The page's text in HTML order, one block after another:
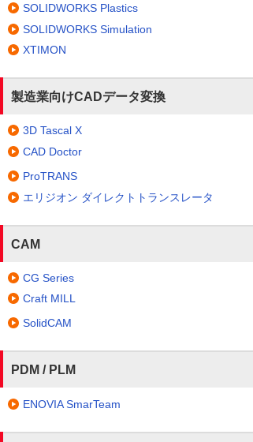
SOLIDWORKS Plastics
SOLIDWORKS Simulation
XTIMON
製造業向けCADデータ変換
3D Tascal X
CAD Doctor
ProTRANS
エリジオン ダイレクトトランスレータ
CAM
CG Series
Craft MILL
SolidCAM
PDM / PLM
ENOVIA SmarTeam